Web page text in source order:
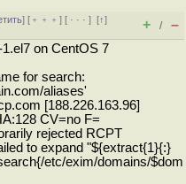
] [ ﹢﹢﹢] [ · · ·][↑]
+ / –
on CentOS 7
for search:
aliases'
[188.226.163.96]
CV=no F=
rejected RCPT
to expand "${extract{1}{:}
etc/exim/domains/$dom